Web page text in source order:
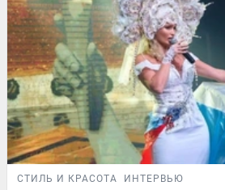
СТИЛЬ И КРАСОТА ИНТЕРВЬЮ